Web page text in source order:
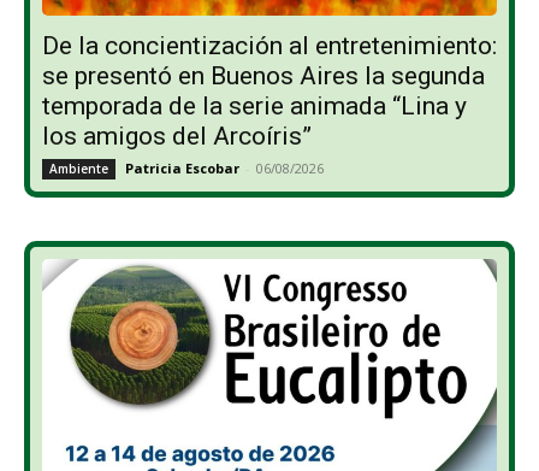
De la concientización al entretenimiento:
se presentó en Buenos Aires la segunda
temporada de la serie animada “Lina y
los amigos del Arcoíris”
Ambiente Patricia Escobar - 06/08/2026